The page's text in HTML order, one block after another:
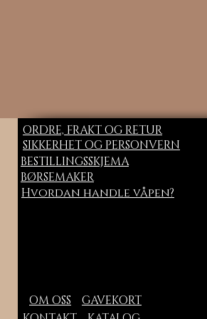
ORDRE, FRAKT OG RETUR
SIKKERHET OG PERSONVERN
BESTILLINGSSKJEMA
BØRSEMAKER
Hvordan handle våpen?
OM OSS
GAVEKORT